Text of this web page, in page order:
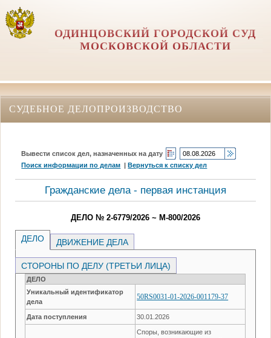
ОДИНЦОВСКИЙ ГОРОДСКОЙ СУД
МОСКОВСКОЙ ОБЛАСТИ
СУДЕБНОЕ ДЕЛОПРОИЗВОДСТВО
Вывести список дел, назначенных на дату
Поиск информации по делам |Вернуться к списку дел
Гражданские дела - первая инстанция
ДЕЛО № 2-6779/2026 ~ М-800/2026
ДЕЛО ДВИЖЕНИЕ ДЕЛА
СТОРОНЫ ПО ДЕЛУ (ТРЕТЬИ ЛИЦА)
ДЕЛО
Уникальный идентификатор
дела
50RS0031-01-2026-001179-37
Дата поступления 30.01.2026
Споры, возникающие из